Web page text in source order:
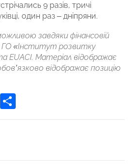
9 разів, тричі
один раз – дніпряни.
завдяки фінансовій
ГО «Інститут розвитку
EUACI. Матеріал відображає
відображає позицію
Telegram